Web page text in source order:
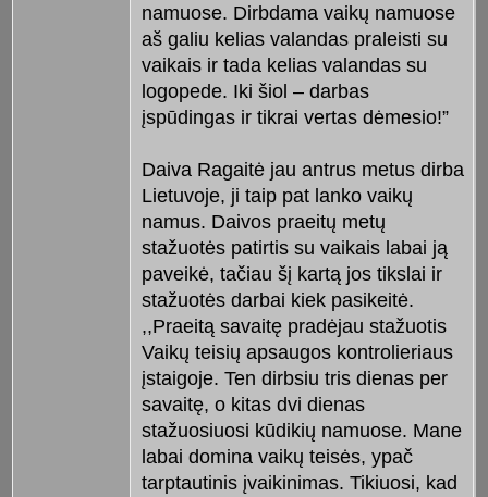
namuose. Dirbdama vaikų namuose
aš galiu kelias valandas praleisti su
vaikais ir tada kelias valandas su
logopede. Iki šiol – darbas
įspūdingas ir tikrai vertas dėmesio!”
Daiva Ragaitė jau antrus metus dirba
Lietuvoje, ji taip pat lanko vaikų
namus. Daivos praeitų metų
stažuotės patirtis su vaikais labai ją
paveikė, tačiau šį kartą jos tikslai ir
stažuotės darbai kiek pasikeitė.
,,Praeitą savaitę pradėjau stažuotis
Vaikų teisių apsaugos kontrolieriaus
įstaigoje. Ten dirbsiu tris dienas per
savaitę, o kitas dvi dienas
stažuosiuosi kūdikių namuose. Mane
labai domina vaikų teisės, ypač
tarptautinis įvaikinimas. Tikiuosi, kad